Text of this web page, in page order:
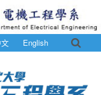
English